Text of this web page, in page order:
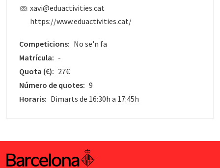
xavi@eduactivities.cat
https://www.eduactivities.cat/
Competicions: No se'n fa
Matrícula: -
Quota (€): 27€
Número de quotes: 9
Horaris: Dimarts de 16:30h a 17:45h